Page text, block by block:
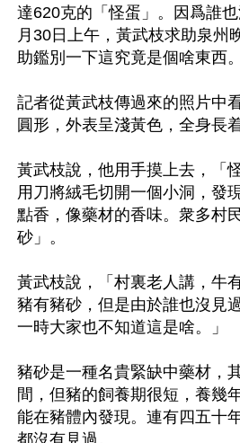
達620克的「怪蛋」。因爲誰
月30日上午，黃武枝求助泉州
助鑑別一下這究竟是個啥東西。
記者從黃武枝傳過來的照片中
圓形，外表呈淺黃色，全身長
黃武枝說，他用手摸上去，「
用刀將絨毛切開一個小洞，發
點香，像藥材的香味。衆多村
砂」。
黃武枝說，「村裏老人講，牛
豬有豬砂，但是由於誰也沒見
一時大家也不知道這是啥。」
豬砂是一種名貴緊缺中藥材，
間，但豬的飼養期很短，養幾
能在豬體內發現。連有四五十
都沒有見過。